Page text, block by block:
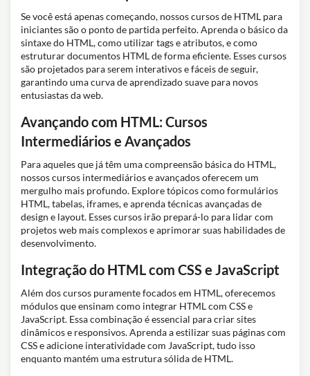
Se você está apenas começando, nossos cursos de HTML para
iniciantes são o ponto de partida perfeito. Aprenda o básico da
sintaxe do HTML, como utilizar tags e atributos, e como
estruturar documentos HTML de forma eficiente. Esses cursos
são projetados para serem interativos e fáceis de seguir,
garantindo uma curva de aprendizado suave para novos
entusiastas da web.
Avançando com HTML: Cursos
Intermediários e Avançados
Para aqueles que já têm uma compreensão básica do HTML,
nossos cursos intermediários e avançados oferecem um
mergulho mais profundo. Explore tópicos como formulários
HTML, tabelas, iframes, e aprenda técnicas avançadas de
design e layout. Esses cursos irão prepará-lo para lidar com
projetos web mais complexos e aprimorar suas habilidades de
desenvolvimento.
Integração do HTML com CSS e JavaScript
Além dos cursos puramente focados em HTML, oferecemos
módulos que ensinam como integrar HTML com CSS e
JavaScript. Essa combinação é essencial para criar sites
dinâmicos e responsivos. Aprenda a estilizar suas páginas com
CSS e adicione interatividade com JavaScript, tudo isso
enquanto mantém uma estrutura sólida de HTML.